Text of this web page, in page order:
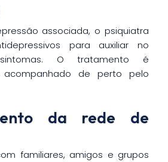
associada, o psiquiatra
para auxiliar no
O tratamento é
acompanhado de perto pelo
da rede de
familiares, amigos e grupos